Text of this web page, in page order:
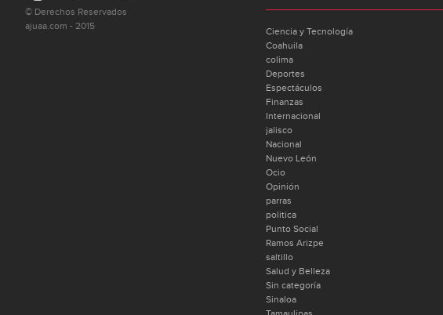
© Derechos Reservados
ajuaa.com - 2015
Ciencia y Tecnología
Coahuila
colima
Deportes
Espectáculos
Finanzas
Internacional
jalisco
Nacional
Nuevo León
Ocio
Opinión
parras
politica
Punto Social
Ramos Arizpe
saltillo
Salud y Belleza
Sin categoría
Sinaloa